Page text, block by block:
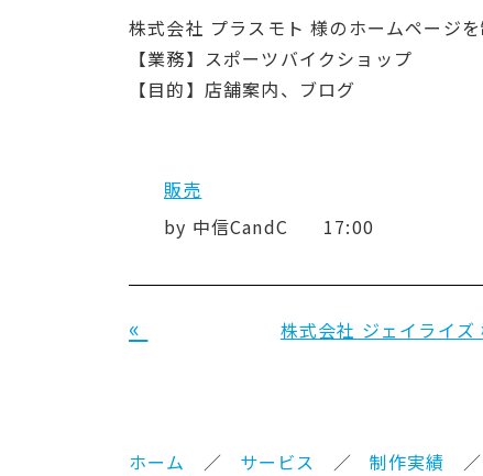
株式会社 プラスモト 様のホームページ
【業務】スポーツバイクショップ
【目的】店舗案内、ブログ
販売
by 中信CandC 17:00
« 株式会社 ジェイライズ
ホーム サービス 制作実績